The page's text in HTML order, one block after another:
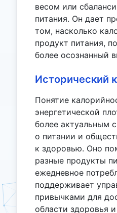
весом или
питания. Он дает
том, насколько
продукт питания,
более осознанный
Исторический
Понятие
энергетической
более актуальным
о питании и
к здоровью. Оно
разные продукты
ежедневное
поддерживает
привычками для
области здоровья